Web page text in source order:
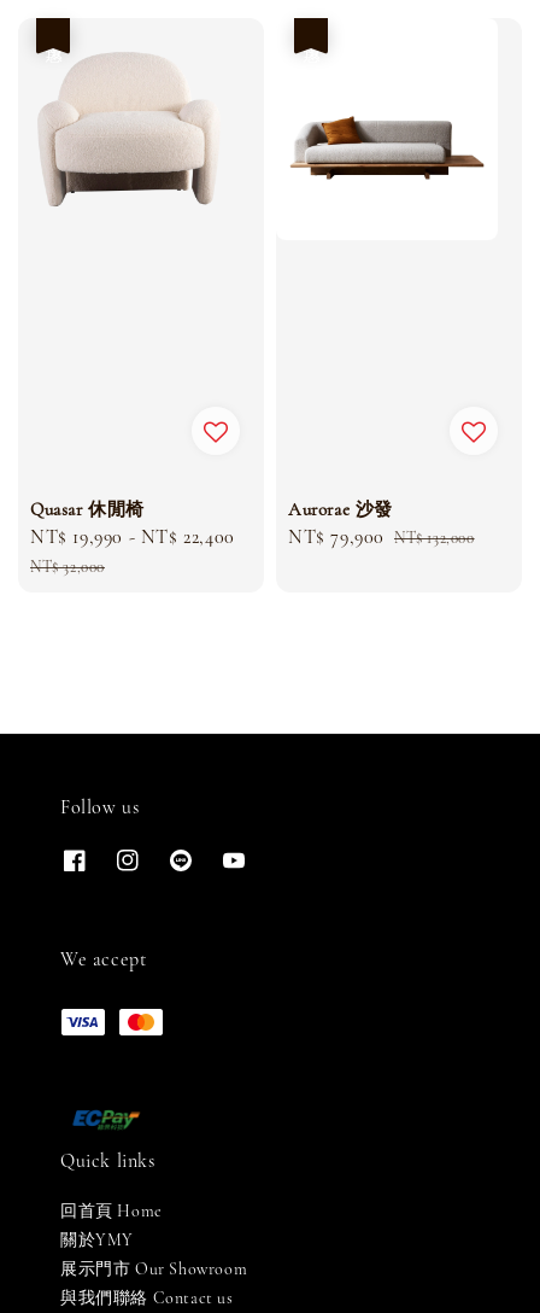
Quasar 休閒椅
Sale
price
NT$ 19,990 - NT$ 22,400
Regular
NT$ 32,000
Aurorae 沙發
Sale
NT$ 79,900 Regular
NT$ 132,000
Follow us
We accept
Quick links
回首頁 Home
關於YMY
展示門市 Our Showroom
與我們聯絡 Contact us